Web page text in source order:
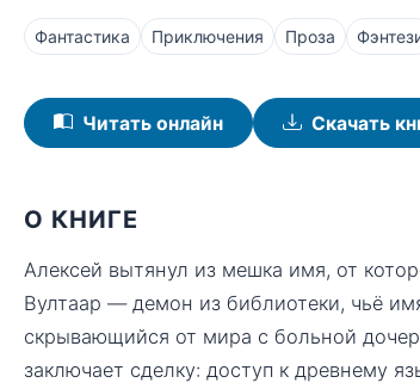
Фантастика Приключения Проза
Читать онлайн Скачать
О КНИГЕ
Алексей вытянул из мешка имя, от
Вултаар — демон из библиотеки, чьё
скрывающийся от мира с больной
заключает сделку: доступ к древнему